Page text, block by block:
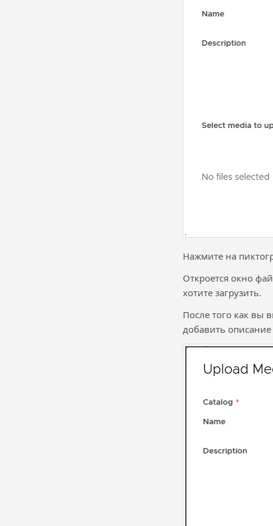
Нажмите на
Откроется окно
хотите загрузить.
После того как вы
добавить